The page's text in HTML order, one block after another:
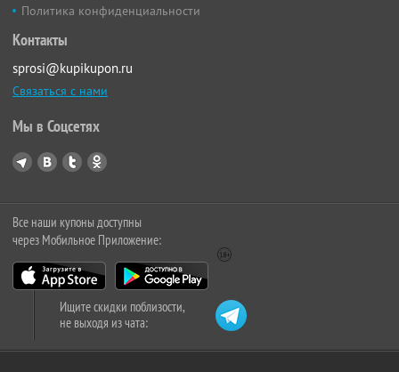
Политика конфиденциальности
Контакты
sprosi@kupikupon.ru
Связаться с нами
Мы в Соцсетях
Все наши купоны доступны
через Мобильное Приложение:
Ищите скидки поблизости,
не выходя из чата: